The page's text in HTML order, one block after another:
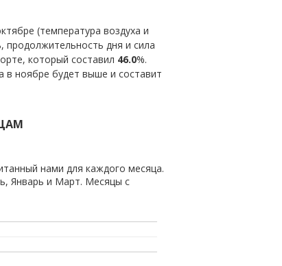
(температура воздуха и
продолжительность дня и сила
который составил 46.0%.
ноябре будет выше и составит
нами для каждого месяца.
Январь и Март. Месяцы с